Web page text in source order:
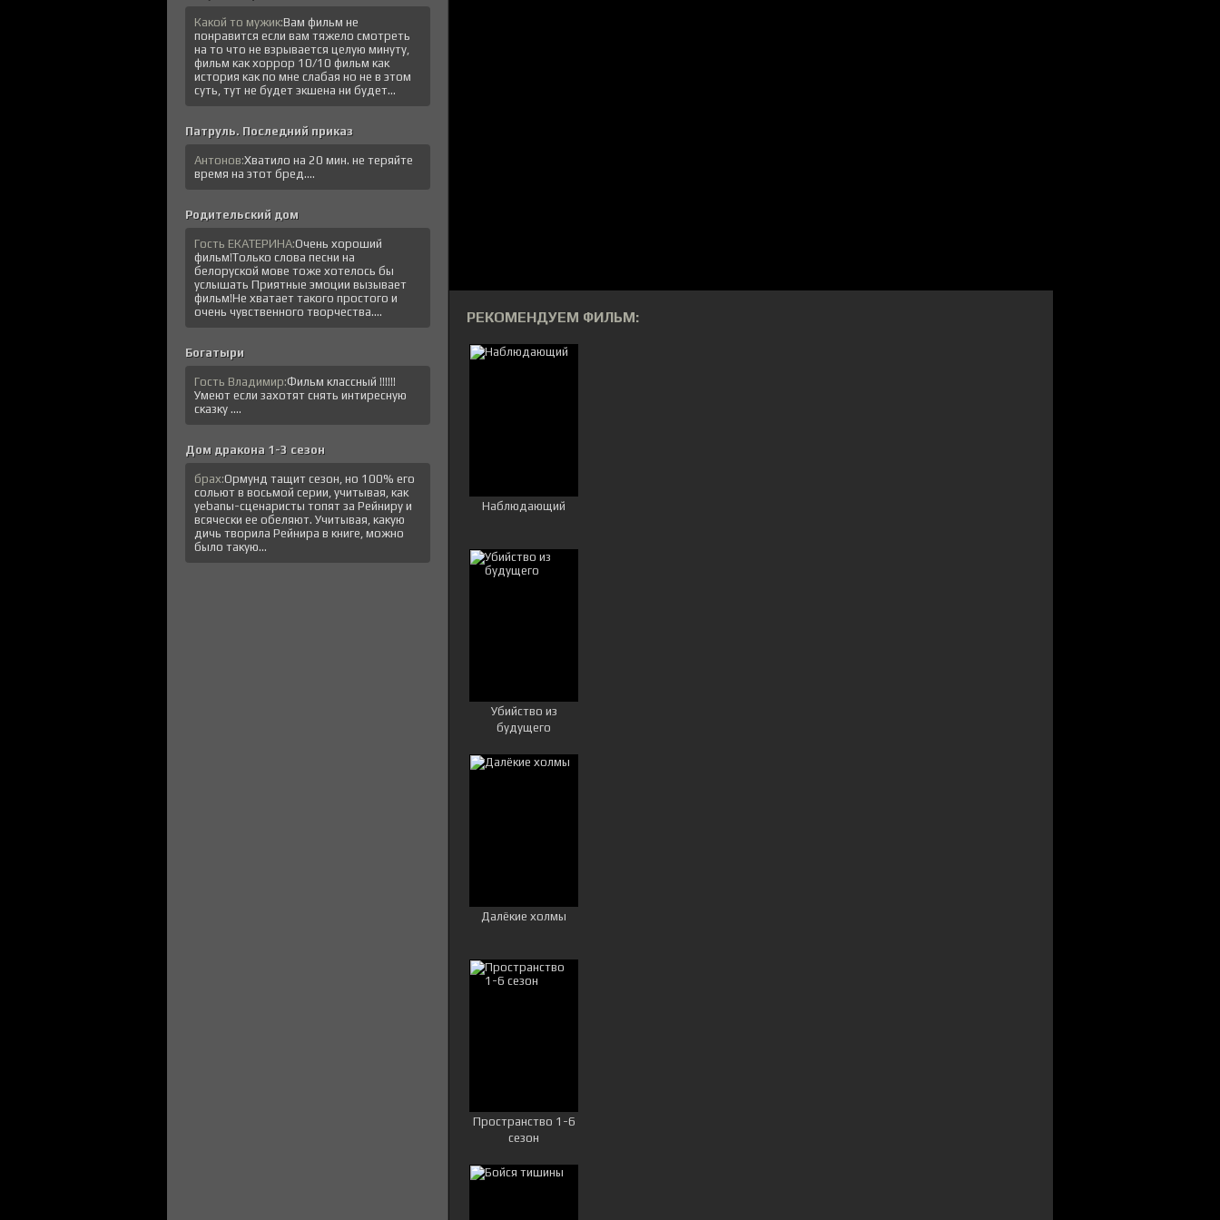
РЕКОМЕНДУЕМ ФИЛЬМ:
Наблюдающий
Убийство из
будущего
Далёкие холмы
Пространство 1-6
сезон
Какой то мужик:Вам фильм не
понравится если вам тяжело смотреть
на то что не взрывается целую минуту,
фильм как хоррор 10/10 фильм как
история как по мне слабая но не в этом
суть, тут не будет экшена ни будет...
Патруль. Последний приказ
Антонов:Хватило на 20 мин. не теряйте
время на этот бред....
Родительский дом
Гость ЕКАТЕРИНА:Очень хороший
фильм!Только слова песни на
белоруской мове тоже хотелось бы
услышать Приятные эмоции вызывает
фильм!Не хватает такого простого и
очень чувственного творчества....
Богатыри
Гость Владимир:Фильм классный !!!!!!
Умеют если захотят снять интиресную
сказку ....
Дом дракона 1-3 сезон
брах:Ормунд тащит сезон, но 100% его
сольют в восьмой серии, учитывая, как
уеbanы-сценаристы топят за Рейниру и
всячески ее обеляют. Учитывая, какую
дичь творила Рейнира в книге, можно
было такую...